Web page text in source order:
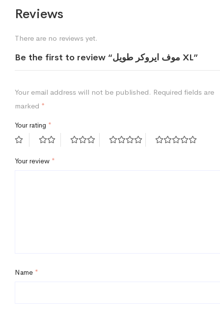
Reviews
There are no reviews yet.
Be the first to review “موف ايروكر طويل XL”
Your email address will not be published. Required fields are
marked *
Your rating *
Your review *
Name *